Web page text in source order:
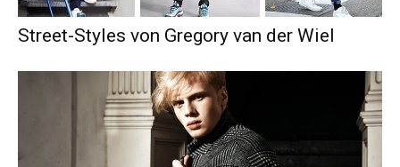
Street-Styles von Gregory van der Wiel